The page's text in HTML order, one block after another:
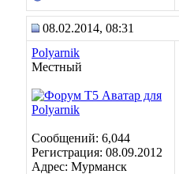
08.02.2014, 08:31
Polyarnik
Местный
Сообщений: 6,044
Регистрация: 08.09.2012
Адрес: Мурманск